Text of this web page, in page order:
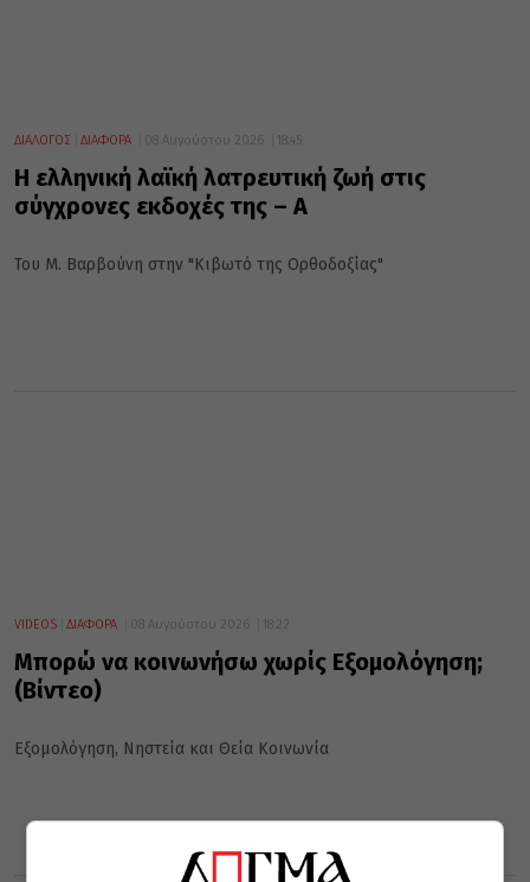
ΔΙΑΛΟΓΟΣ ΔΙΑΦΟΡΑ 08 Αυγούστου 2026 18:45
Η ελληνική λαϊκή λατρευτική ζωή στις
σύγχρονες εκδοχές της – Α΄
Του Μ. Βαρβούνη στην "Κιβωτό της Ορθοδοξίας"
VIDEOS ΔΙΑΦΟΡΑ 08 Αυγούστου 2026 18:22
Μπορώ να κοινωνήσω χωρίς Εξομολόγηση;
(Βίντεο)
Εξομολόγηση, Νηστεία και Θεία Κοινωνία